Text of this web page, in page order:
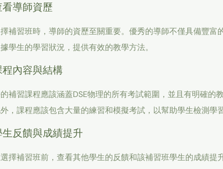
看導師資歷
補習班時，導師的資歷至關重要。優秀的導師不僅具備豐富
學生的學習狀況，提供有效的教學方法。
程內容與結構
補習課程應該涵蓋DSE物理的所有考試範圍，並且有明確的
，課程應該包含大量的練習和模擬考試，以幫助學生檢測學習
生反饋與成績提升
擇補習班前，查看其他學生的反饋和該補習班學生的成績提